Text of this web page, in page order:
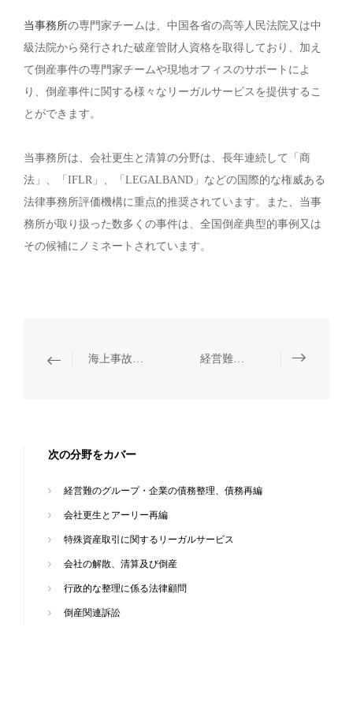
当事務所の専門家チームは、中国各省の高等人民法院又は中
級法院から発行された破産管財人資格を取得しており、加え
て倒産事件の専門家チームや現地オフィスのサポートによ
り、倒産事件に関する様々なリーガルサービスを提供するこ
とができます。
当事務所は、会社更生と清算の分野は、長年連続して「商
法」、「IFLR」、「LEGALBAND」などの国際的な権威ある
法律事務所評価機構に重点的推奨されています。また、当事
務所が取り扱った数多くの事件は、全国倒産典型的事例又は
その候補にノミネートされています。
海上事故処理 経営難のグループ・企業の債務整理、債務再編
次の分野をカバー
経営難のグループ・企業の債務整理、債務再編
会社更生とアーリー再編
特殊資産取引に関するリーガルサービス
会社の解散、清算及び倒産
行政的な整理に係る法律顧問
倒産関連訴訟